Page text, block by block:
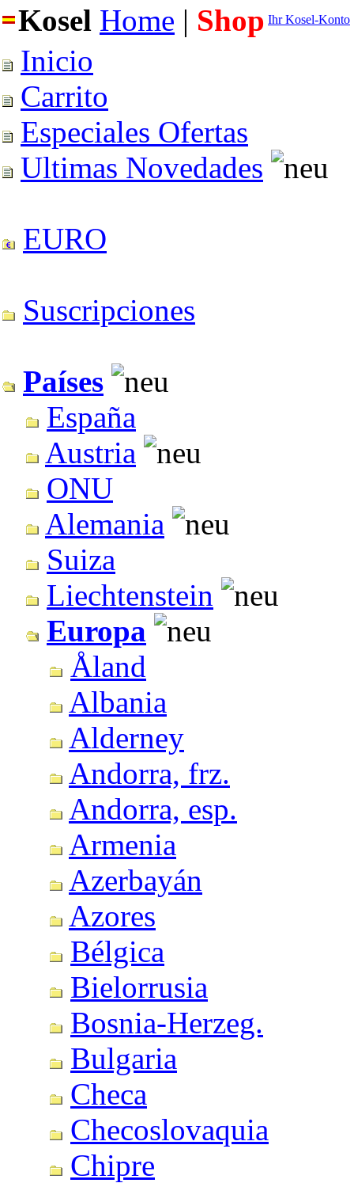
Kosel Home | Shop Ihr Kosel-Konto
Inicio
Carrito
Especiales Ofertas
Ultimas Novedades
EURO
Suscripciones
Países
España
Austria
ONU
Alemania
Suiza
Liechtenstein
Europa
Åland
Albania
Alderney
Andorra, frz.
Andorra, esp.
Armenia
Azerbayán
Azores
Bélgica
Bielorrusia
Bosnia-Herzeg.
Bulgaria
Checa
Checoslovaquia
Chipre